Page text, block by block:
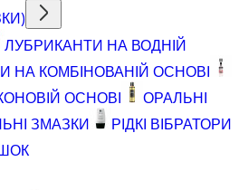
ЛУБРИКАНТИ НА ВОДНІЙ
НА КОМБІНОВАНІЙ ОСНОВІ
ОСНОВІ
ОРАЛЬНІ
ЗМАЗКИ
РІДКІ ВІБРАТОРИ